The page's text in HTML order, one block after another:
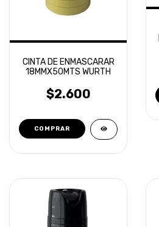
CINTA DE ENMASCARAR
18MMX50MTS WURTH
$2.600